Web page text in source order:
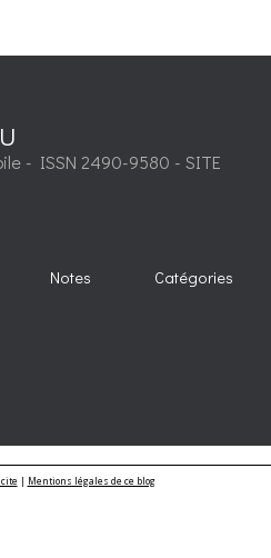
- ISSN 2490-9580 - SITE
Notes Catégories
| Mentions légales de ce blog